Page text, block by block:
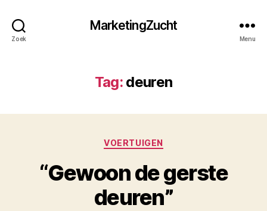
Zoek
MarketingZucht
Menu
Tag: deuren
Categorieën
VOERTUIGEN
“Gewoon de gerste
deuren”